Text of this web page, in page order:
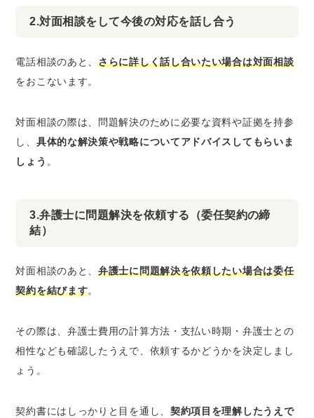
2.対面相談をして今後の対応を話し合う
電話相談のあと、さらに詳しく話し合いたい場合は対面相談
をおこないます。
対面相談の際は、問題解決のために必要な資料や証拠を持参
し、 具体的な解決策や戦略についてアドバイスしてもらいま
しょう 。
3.弁護士に問題解決を依頼する（委任契約の締
結）
対面相談のあと、弁護士に問題解決を依頼したい場合は委任
契約を結びます。
その際は、弁護士費用の計算方法・支払い時期・弁護士との
相性なども確認したうえで、依頼するかどうかを決定しまし
ょう。
契約書にはしっかりと目を通し、 契約項目を理解したうえで